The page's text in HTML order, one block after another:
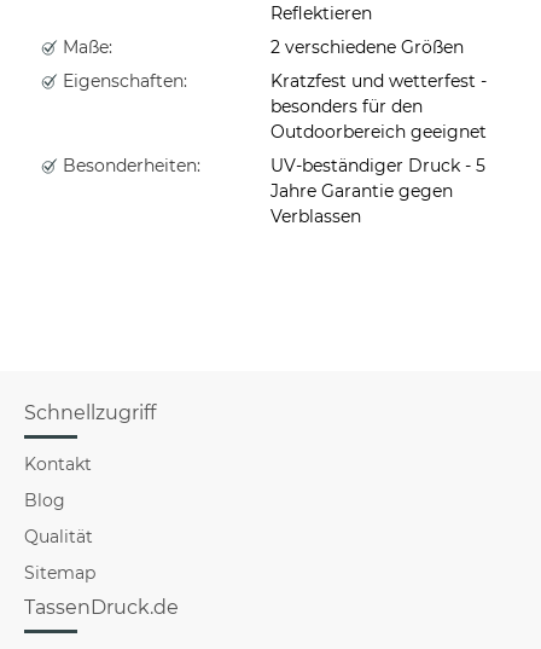
Reflektieren
Maße:
2 verschiedene Größen
Eigenschaften:
Kratzfest und wetterfest -
besonders für den
Outdoorbereich geeignet
Besonderheiten:
UV-beständiger Druck - 5
Jahre Garantie gegen
Verblassen
Schnellzugriff
Kontakt
Blog
Qualität
Sitemap
TassenDruck.de